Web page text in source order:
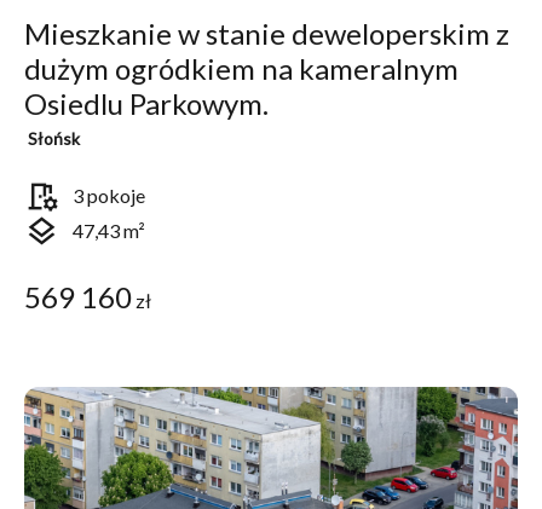
Mieszkanie w stanie deweloperskim z
dużym ogródkiem na kameralnym
Osiedlu Parkowym.
Słońsk
room_preferences 3 pokoje
layers 47,43 m²
569 160 zł